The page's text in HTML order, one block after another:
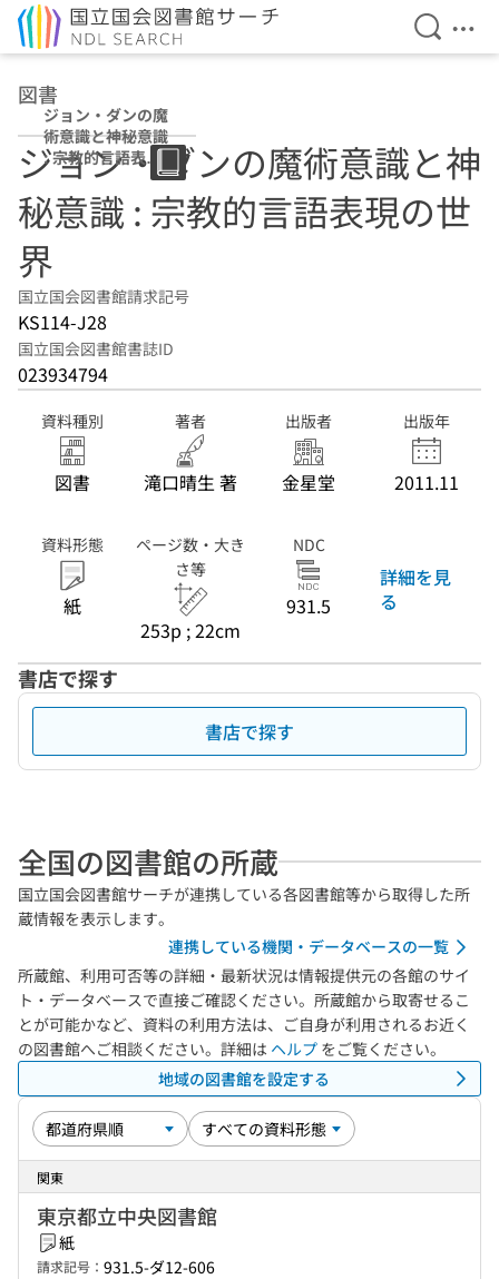
検索を
メ
図書
ジョン・ダンの魔
術意識と神秘意識
: 宗教的言語表現
の世界
ジョン・ダンの魔術意識と神
秘意識 : 宗教的言語表現の世
界
国立国会図書館請求記号
KS114-J28
国立国会図書館書誌ID
023934794
資料種別
図書
著者
滝口晴生 著
出版者
金星堂
出版年
2011.11
資料形態
紙
ページ数・大き
さ等
253p ; 22cm
NDC
931.5
詳細を見
る
書店で探す
書店で探す
全国の図書館の所蔵
国立国会図書館サーチが連携している各図書館等から取得した所
蔵情報を表示します。
連携している機関・データベースの一覧
所蔵館、利用可否等の詳細・最新状況は情報提供元の各館のサイ
ト・データベースで直接ご確認ください。所蔵館から取寄せるこ
とが可能かなど、資料の利用方法は、ご自身が利用されるお近く
の図書館へご相談ください。詳細は ヘルプ をご覧ください。
地域の図書館を設定する
関東
東京都立中央図書館
紙
請求記号： 931.5-ダ12-606